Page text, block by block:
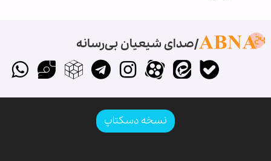
صدای شیعیان بی‌رسانه
نسخه دسکتاپ